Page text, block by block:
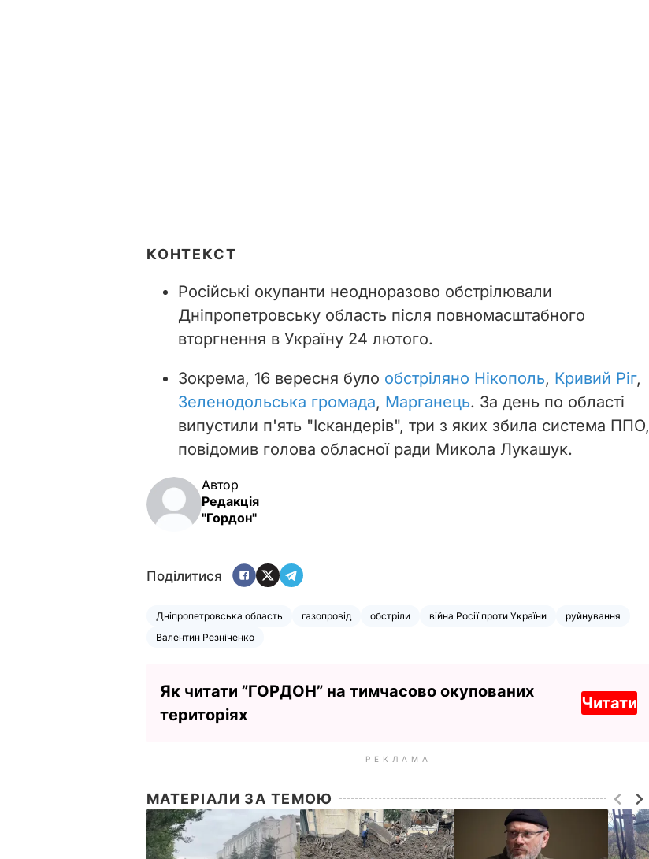
КОНТЕКСТ
Російські окупанти неодноразово обстрілювали
Дніпропетровську область після повномасштабного
вторгнення в Україну 24 лютого.
Зокрема, 16 вересня було обстріляно Нікополь, Кривий Ріг,
Зеленодольська громада, Марганець. За день по області
випустили п'ять "Іскандерів", три з яких збила система ППО,
повідомив голова обласної ради Микола Лукашук.
Автор
Редакція
"Гордон"
Поділитися
Дніпропетровська область газопровід обстріли війна Росії проти України
руйнування
Валентин Резніченко
Як читати ”ГОРДОН” на тимчасово окупованих
територіях
Читати
РЕКЛАМА
МАТЕРІАЛИ ЗА ТЕМОЮ